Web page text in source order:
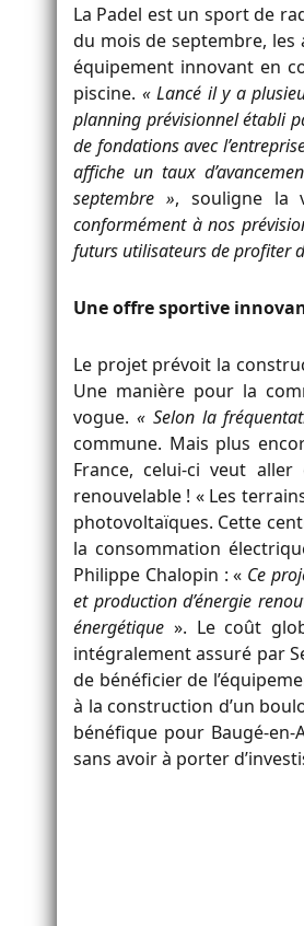
La Padel est un sport de
du mois de septembre,
équipement innovant en
piscine. « Lancé il y a
planning prévisionnel établi
de fondations avec
affiche un taux
septembre », souligne la
conformément à nos
futurs utilisateurs de profiter
Une offre sportive
Le projet prévoit la
Une manière pour la
vogue. « Selon la
commune. Mais plus
France, celui-ci veut
renouvelable ! « Les
photovoltaïques. Cette
la consommation
Philippe Chalopin : « Ce
et production d’énergie
énergétique ». Le coût
intégralement assuré par
de bénéficier de
à la construction d’un
bénéfique pour Baugé-
sans avoir à porter